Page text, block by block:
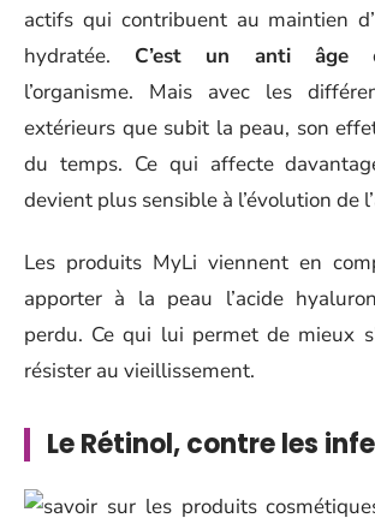
actifs qui contribuent au maintien
hydratée. C’est un anti âge
l’organisme. Mais avec les
extérieurs que subit la peau, son
du temps. Ce qui affecte
devient plus sensible à l’évolution de
Les produits MyLi viennent en
apporter à la peau l’acide
perdu. Ce qui lui permet de mieux
résister au vieillissement.
Le Rétinol, contre les